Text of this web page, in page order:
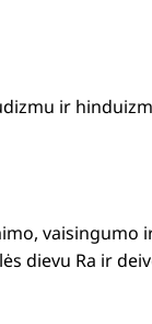
ir
vaisingumo
dievu Ra ir